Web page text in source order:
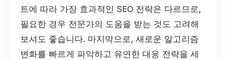
트에 따라 가장 효과적인 SEO 전략은 다르므로,
필요한 경우 전문가의 도움을 받는 것도 고려해
보셔도 좋습니다. 마지막으로, 새로운 알고리즘
변화를 빠르게 파악하고 유연한 대응 전략을 세